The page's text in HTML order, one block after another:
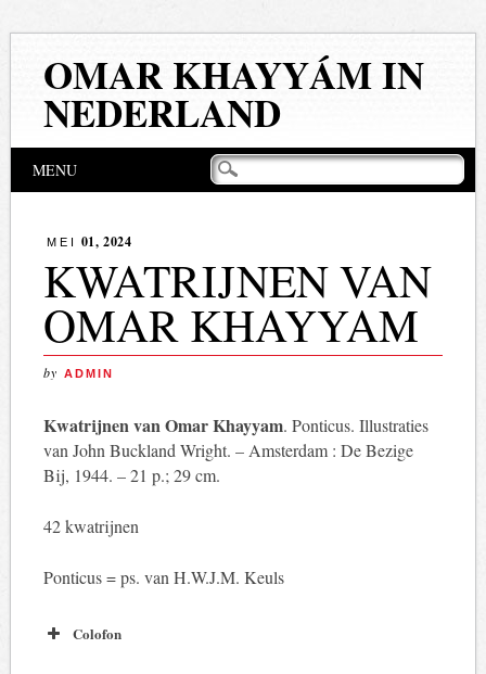
OMAR KHAYYÁM IN
NEDERLAND
Hoofdmenu
MENU
MEI 01, 2024
KWATRIJNEN VAN
OMAR KHAYYAM
by ADMIN
Kwatrijnen van Omar Khayyam. Ponticus. Illustraties
van John Buckland Wright. – Amsterdam : De Bezige
Bij, 1944. – 21 p.; 29 cm.
42 kwatrijnen
Ponticus = ps. van H.W.J.M. Keuls
Colofon